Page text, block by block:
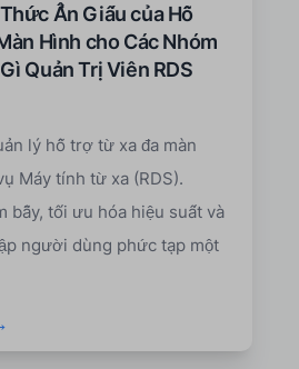
Ẩn Giấu của Hỗ
Hình cho Các Nhóm
Quản Trị Viên RDS
lý hỗ trợ từ xa đa màn
Máy tính từ xa (RDS).
bẫy, tối ưu hóa hiệu suất và
người dùng phức tạp một